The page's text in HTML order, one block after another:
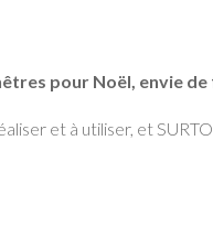
pour Noël, envie
et à utiliser, et